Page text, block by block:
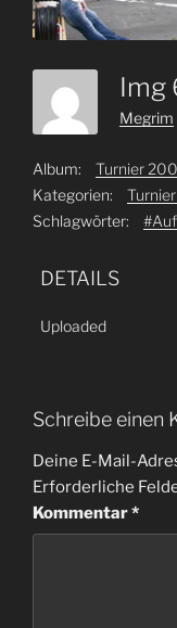
Img
Megrim
Album:
Turnier
Kategorien:
Schlagwörter:
DETAILS
Uploaded
Schreibe einen
Deine E-Mail-
Erforderliche
Kommentar*